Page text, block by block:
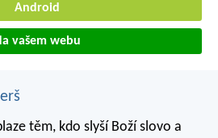
Android
vašem webu
těm, kdo slyší Boží slovo a